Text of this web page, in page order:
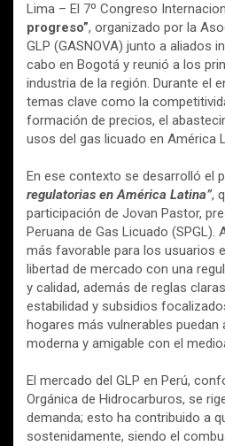
Lima – El 7º Congreso
progreso”, organizado por la
GLP (GASNOVA) junto a aliados
cabo en Bogotá y reunió a los
industria de la región. Durante el
temas clave como la
formación de precios, el
usos del gas licuado en América
En ese contexto se desarrolló el
regulatorias en América Latina”,
participación de Jovan Pastor,
Peruana de Gas Licuado (SPGL).
más favorable para los usuarios
libertad de mercado con una
y calidad, además de reglas
estabilidad y subsidios
hogares más vulnerables puedan
moderna y amigable con el
El mercado del GLP en Perú,
Orgánica de Hidrocarburos, se
demanda; esto ha contribuido a
sostenidamente, siendo el